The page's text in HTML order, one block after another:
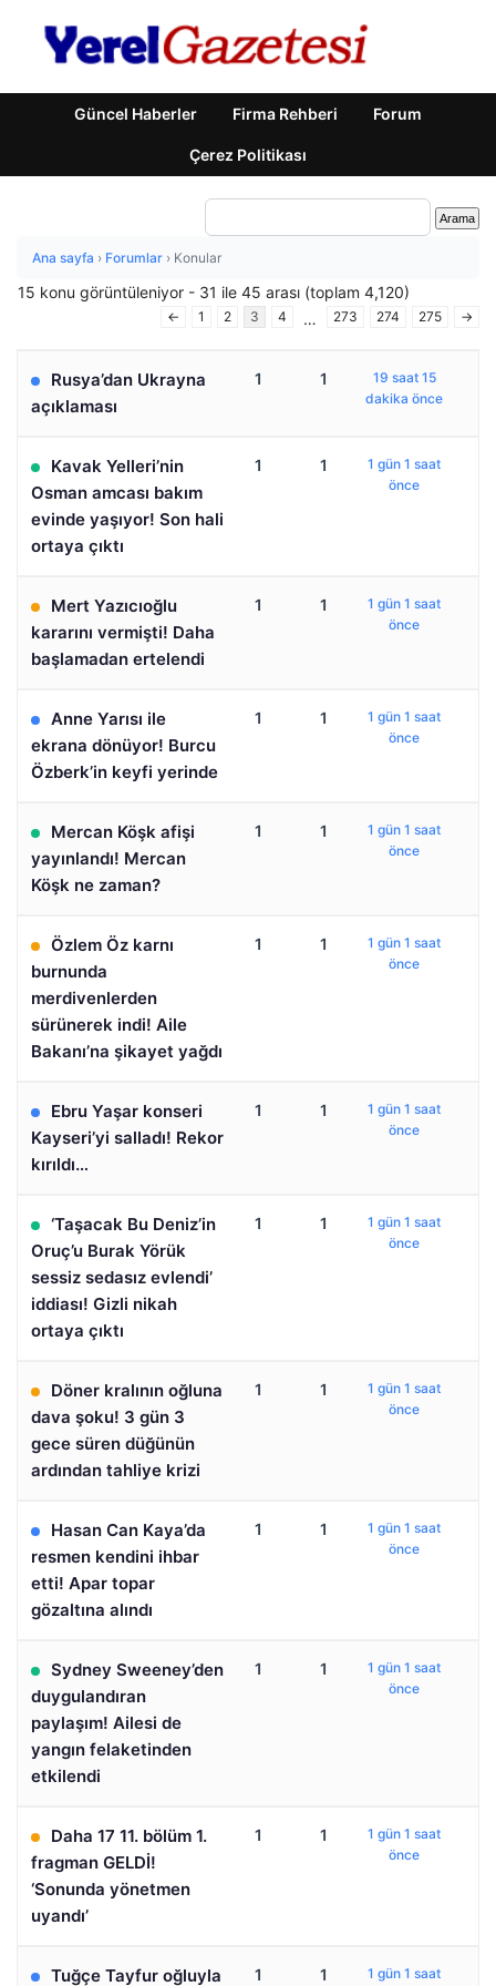
Güncel Haberler Firma Rehberi Forum
Çerez Politikası
Ana sayfa › Forumlar › Konular
15 konu görüntüleniyor - 31 ile 45 arası (toplam 4,120)
← 1 2 3 4 … 273 274 275 →
Rusya’dan Ukrayna
açıklaması
1 1
19 saat 15
dakika önce
Kavak Yelleri’nin
Osman amcası bakım
evinde yaşıyor! Son hali
ortaya çıktı
1 1
1 gün 1 saat
önce
Mert Yazıcıoğlu
kararını vermişti! Daha
başlamadan ertelendi
1 1
1 gün 1 saat
önce
Anne Yarısı ile
ekrana dönüyor! Burcu
Özberk’in keyfi yerinde
1 1
1 gün 1 saat
önce
Mercan Köşk afişi
yayınlandı! Mercan
Köşk ne zaman?
1 1
1 gün 1 saat
önce
Özlem Öz karnı
burnunda
merdivenlerden
sürünerek indi! Aile
Bakanı’na şikayet yağdı
1 1
1 gün 1 saat
önce
Ebru Yaşar konseri
Kayseri’yi salladı! Rekor
kırıldı…
1 1
1 gün 1 saat
önce
‘Taşacak Bu Deniz’in
Oruç’u Burak Yörük
sessiz sedasız evlendi’
iddiası! Gizli nikah
ortaya çıktı
1 1
1 gün 1 saat
önce
Döner kralının oğluna
dava şoku! 3 gün 3
gece süren düğünün
ardından tahliye krizi
1 1
1 gün 1 saat
önce
Hasan Can Kaya’da
resmen kendini ihbar
etti! Apar topar
gözaltına alındı
1 1
1 gün 1 saat
önce
Sydney Sweeney’den
duygulandıran
paylaşım! Ailesi de
yangın felaketinden
etkilendi
1 1
1 gün 1 saat
önce
Daha 17 11. bölüm 1.
fragman GELDİ!
‘Sonunda yönetmen
uyandı’
1 1
1 gün 1 saat
önce
Tuğçe Tayfur oğluyla 1 1 1 gün 1 saat